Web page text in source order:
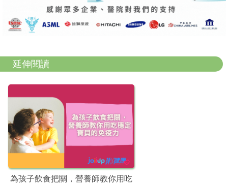
延伸閱讀
為孩子飲食把關，營養師教你用吃